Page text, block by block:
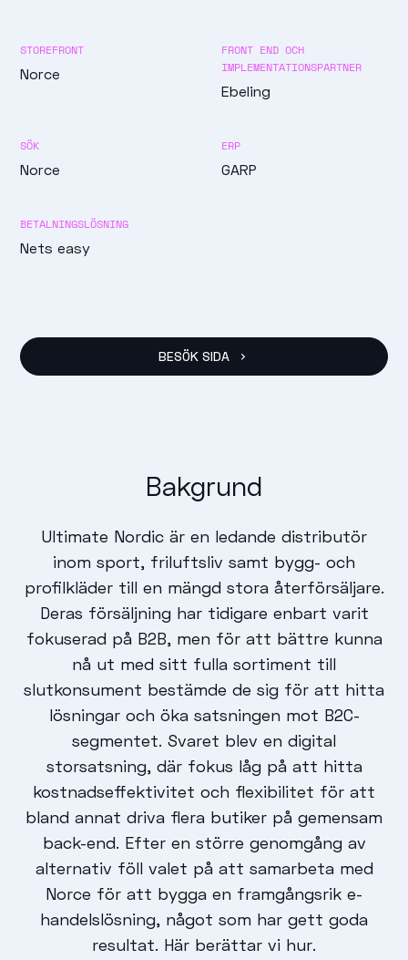
STOREFRONT
Norce
FRONT END OCH
IMPLEMENTATIONSPARTNER
Ebeling
SÖK
Norce
ERP
GARP
BETALNINGSLÖSNING
Nets easy
BESÖK SIDA
Bakgrund
Ultimate Nordic är en ledande distributör
inom sport, friluftsliv samt bygg- och
profilkläder till en mängd stora återförsäljare.
Deras försäljning har tidigare enbart varit
fokuserad på B2B, men för att bättre kunna
nå ut med sitt fulla sortiment till
slutkonsument bestämde de sig för att hitta
lösningar och öka satsningen mot B2C-
segmentet. Svaret blev en digital
storsatsning, där fokus låg på att hitta
kostnadseffektivitet och flexibilitet för att
bland annat driva flera butiker på gemensam
back-end. Efter en större genomgång av
alternativ föll valet på att samarbeta med
Norce för att bygga en framgångsrik e-
handelslösning, något som har gett goda
resultat. Här berättar vi hur.